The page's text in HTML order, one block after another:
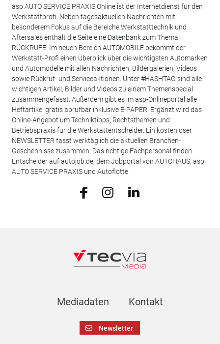
asp AUTO SERVICE PRAXIS Online ist der Internetdienst für den
Werkstattprofi. Neben tagesaktuellen Nachrichten mit
besonderem Fokus auf die Bereiche Werkstatttechnik und
Aftersales enthält die Seite eine Datenbank zum Thema
RÜCKRUFE. Im neuen Bereich AUTOMOBILE bekommt der
Werkstatt-Profi einen Überblick über die wichtigsten Automarken
und Automodelle mit allen Nachrichten, Bildergalerien, Videos
sowie Rückruf- und Serviceaktionen. Unter #HASHTAG sind alle
wichtigen Artikel, Bilder und Videos zu einem Themenspecial
zusammengefasst. Außerdem gibt es im asp-Onlineportal alle
Heftartikel gratis abrufbar inklusive E-PAPER. Ergänzt wird das
Online-Angebot um Techniktipps, Rechtsthemen und
Betriebspraxis für die Werkstattentscheider. Ein kostenloser
NEWSLETTER fasst werktäglich die aktuellen Branchen-
Geschehnisse zusammen. Das richtige Fachpersonal finden
Entscheider auf autojob.de, dem Jobportal von AUTOHAUS, asp
AUTO SERVICE PRAXIS und Autoflotte.
Mediadaten Kontakt
Newsletter